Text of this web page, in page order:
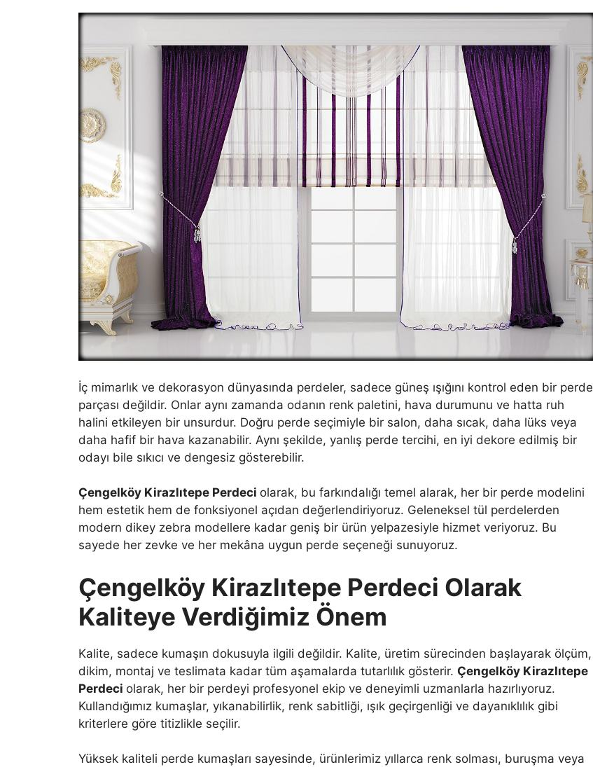
İç mimarlık ve dekorasyon dünyasında perdeler, sadece güneş ışığını kontrol eden bir perde
parçası değildir. Onlar aynı zamanda odanın renk paletini, hava durumunu ve hatta ruh
halini etkileyen bir unsurdur. Doğru perde seçimiyle bir salon, daha sıcak, daha lüks veya
daha hafif bir hava kazanabilir. Aynı şekilde, yanlış perde tercihi, en iyi dekore edilmiş bir
odayı bile sıkıcı ve dengesiz gösterebilir.
Çengelköy Kirazlıtepe Perdeci olarak, bu farkındalığı temel alarak, her bir perde modelini
hem estetik hem de fonksiyonel açıdan değerlendiriyoruz. Geleneksel tül perdelerden
modern dikey zebra modellere kadar geniş bir ürün yelpazesiyle hizmet veriyoruz. Bu
sayede her zevke ve her mekâna uygun perde seçeneği sunuyoruz.
Çengelköy Kirazlıtepe Perdeci Olarak
Kaliteye Verdiğimiz Önem
Kalite, sadece kumaşın dokusuyla ilgili değildir. Kalite, üretim sürecinden başlayarak ölçüm,
dikim, montaj ve teslimata kadar tüm aşamalarda tutarlılık gösterir. Çengelköy Kirazlıtepe
Perdeci olarak, her bir perdeyi profesyonel ekip ve deneyimli uzmanlarla hazırlıyoruz.
Kullandığımız kumaşlar, yıkanabilirlik, renk sabitliği, ışık geçirgenliği ve dayanıklılık gibi
kriterlere göre titizlikle seçilir.
Yüksek kaliteli perde kumaşları sayesinde, ürünlerimiz yıllarca renk solması, buruşma veya